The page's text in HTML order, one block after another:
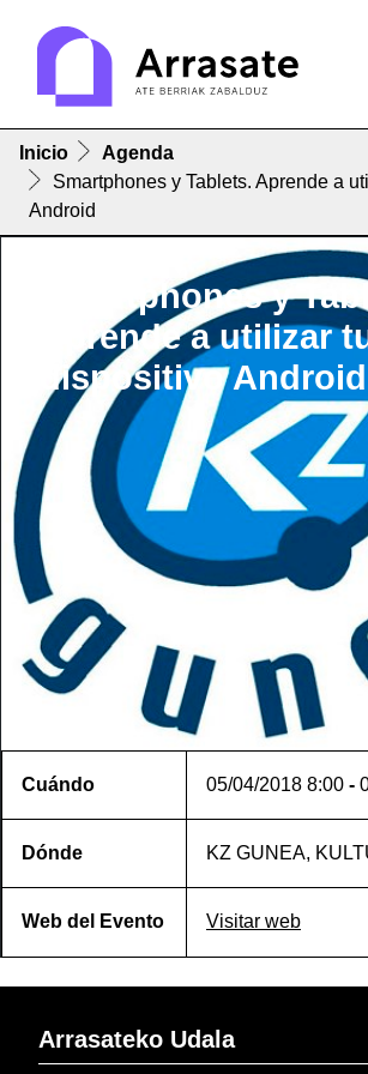
Inicio
Agenda
Smartphones y Tablets. Aprende a
Android
Smartphones y
Aprende a utilizar
dispositivo Android
Cuándo 05/04/2018 8:00 -
Dónde KZ GUNEA,
Web del Evento Visitar web
Arrasateko Udala